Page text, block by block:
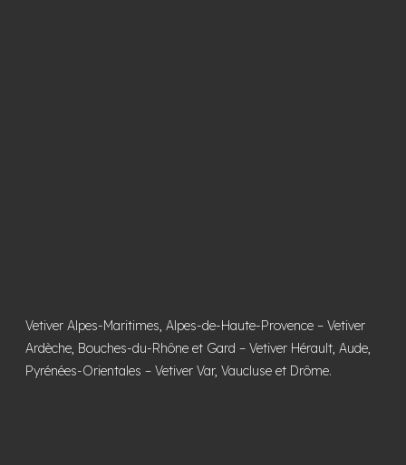
Vetiver Alpes-Maritimes, Alpes-de-Haute-Provence –Vetiver
Ardèche, Bouches-du-Rhône et Gard –Vetiver Hérault, Aude,
Pyrénées-Orientales –Vetiver Var, Vaucluse et Drôme.